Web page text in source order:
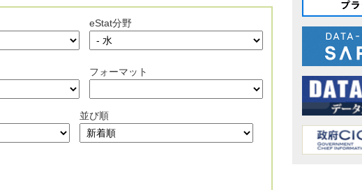
eStat分野
フォーマット
並び順